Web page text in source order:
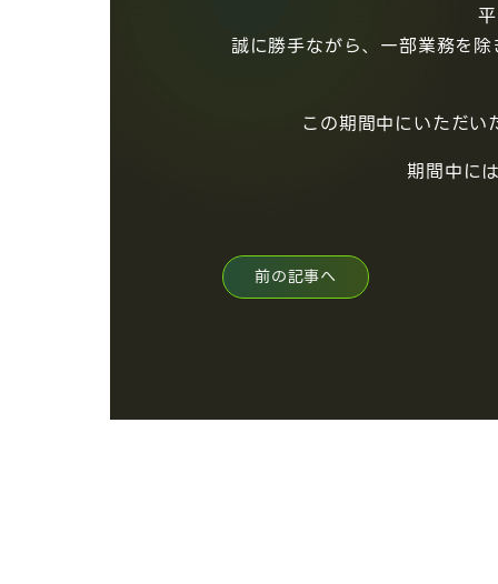
誠に勝手ながら、一部業務
この期間中にいただい
期間中に
前の記事へ